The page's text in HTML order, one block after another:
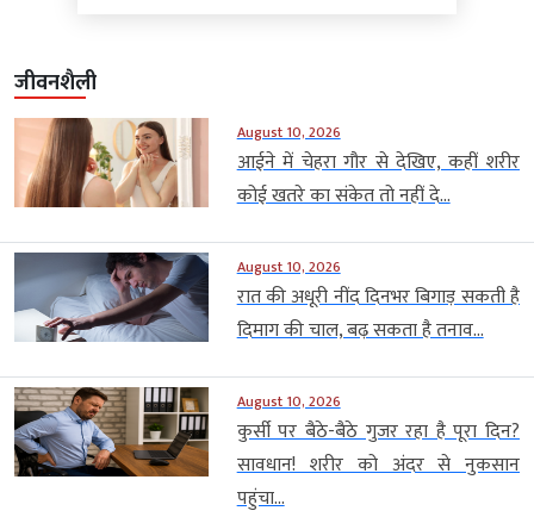
जीवनशैली
August 10, 2026
आईने में चेहरा गौर से देखिए, कहीं शरीर
कोई खतरे का संकेत तो नहीं दे...
August 10, 2026
रात की अधूरी नींद दिनभर बिगाड़ सकती है
दिमाग की चाल, बढ़ सकता है तनाव...
August 10, 2026
कुर्सी पर बैठे-बैठे गुजर रहा है पूरा दिन?
सावधान! शरीर को अंदर से नुकसान
पहुंचा...